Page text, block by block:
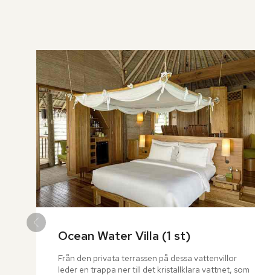
Ocean Water Villa (1 st)
Från den privata terrassen på dessa vattenvillor
leder en trappa ner till det kristallklara vattnet, som